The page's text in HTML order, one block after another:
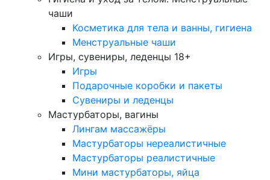
чаши
Косметика для тела и ванны, гигиена
Менструальные чаши
Игры, сувениры, леденцы 18+
Игры
Подарочные коробки и пакеты
Сувениры и леденцы
Мастурбаторы, вагины
Лингам массажёры
Мастурбаторы нереалистичные
Мастурбаторы реалистичные
Мини мастурбаторы, яйца